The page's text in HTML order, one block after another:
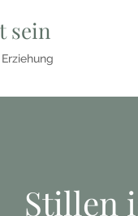
sein
Stillen